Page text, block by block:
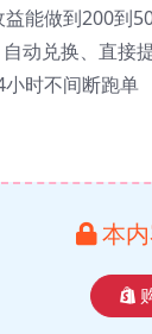
能做到200到
动兑换、直接
时不间断跑单
本